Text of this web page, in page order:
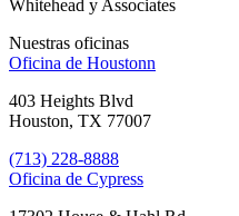
Whitehead y Associates
Nuestras oficinas
Oficina de Houstonn
403 Heights Blvd
Houston, TX 77007
(713) 228-8888
Oficina de Cypress